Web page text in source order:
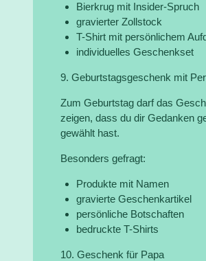
Bierkrug mit Insider-Spruch
gravierter Zollstock
T-Shirt mit persönlichem
individuelles Geschenkset
9. Geburtstagsgeschenk mit
Zum Geburtstag darf das
zeigen, dass du dir Gedanken
gewählt hast.
Besonders gefragt:
Produkte mit Namen
gravierte Geschenkartikel
persönliche Botschaften
bedruckte T-Shirts
10. Geschenk für Papa